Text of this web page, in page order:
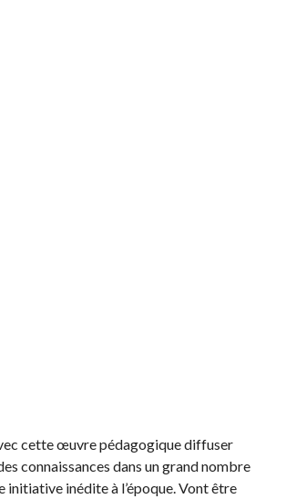
cette œuvre pédagogique diffuser
connaissances dans un grand nombre
initiative inédite à l’époque. Vont être